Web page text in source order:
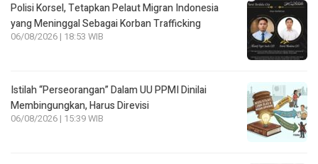
Polisi Korsel, Tetapkan Pelaut Migran Indonesia
yang Meninggal Sebagai Korban Trafficking
06/08/2026 | 18:53 WIB
Istilah “Perseorangan” Dalam UU PPMI Dinilai
Membingungkan, Harus Direvisi
06/08/2026 | 15:39 WIB